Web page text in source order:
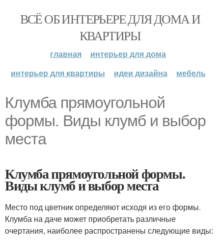
ВСЁ ОБ ИНТЕРЬЕРЕ ДЛЯ ДОМА И
КВАРТИРЫ
главная
интерьер для дома
интерьер для квартиры
идеи дизайна мебель
Клумба прямоугольной
формы. Виды клумб и выбор
места
Клумба прямоугольной формы.
Виды клумб и выбор места
Место под цветник определяют исходя из его формы.
Клумба на даче может приобретать различные
очертания, наиболее распространены следующие виды: